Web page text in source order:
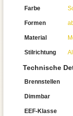
Farbe
Formen
Material
Stilrichtung
Technische
Brennstellen
Dimmbar
EEF-Klasse